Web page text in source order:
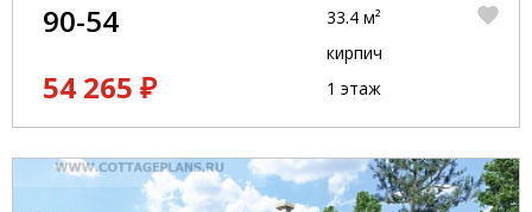
90-54
54 265 ₽
33.4 м²
кирпич
1 этаж